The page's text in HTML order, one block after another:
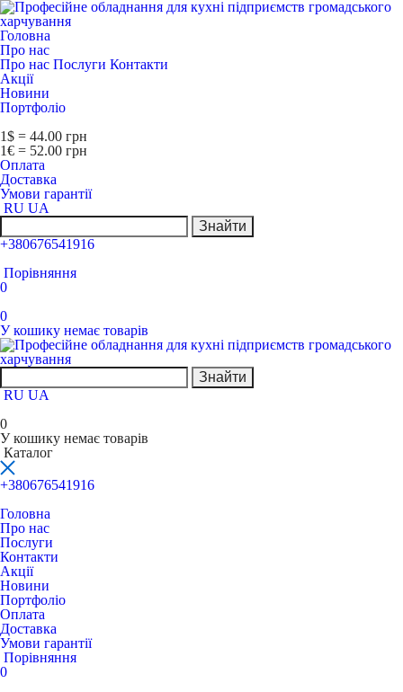
Головна
Про нас
Про нас Послуги Контакти
Акції
Новини
Портфоліо
1$ = 44.00 грн
1€ = 52.00 грн
Оплата
Доставка
Умови гарантії
RU UA
Знайти
+380676541916
Порівняння
0
0
У кошику немає товарів
Знайти
RU UA
0
У кошику немає товарів
Каталог
+380676541916
Головна
Про нас
Послуги
Контакти
Акції
Новини
Портфоліо
Оплата
Доставка
Умови гарантії
Порівняння
0